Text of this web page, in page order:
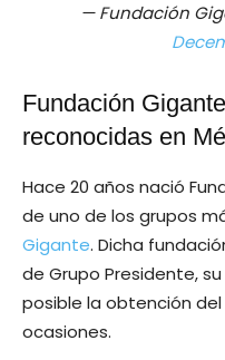
— Fundación
Fundación
reconocidas en
Hace 20 años nació
de uno de los grupos
Gigante. Dicha
de Grupo Presidente,
posible la obtención del
ocasiones.